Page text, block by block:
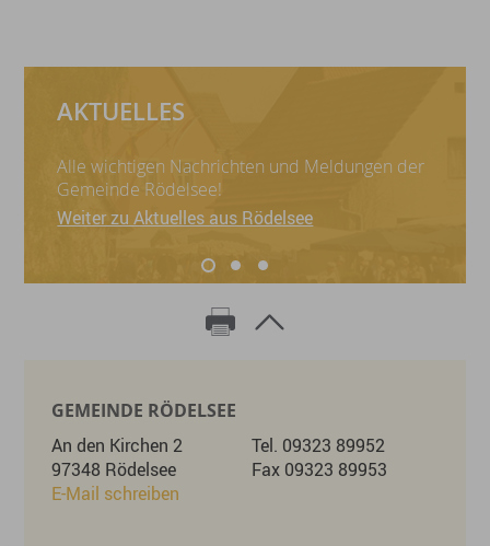
AKTUELLES
Alle wichtigen Nachrichten und Meldungen der
Gemeinde Rödelsee!
Weiter zu Aktuelles aus Rödelsee
GEMEINDE RÖDELSEE
An den Kirchen 2
97348 Rödelsee
E-Mail schreiben
Tel. 09323 89952
Fax 09323 89953